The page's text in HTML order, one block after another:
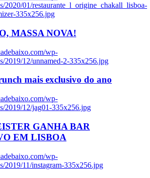
2020/01/restaurante_l_origine_chakall_lisboa-
335x256.jpg
MASSA NOVA!
wp-
2019/12/unnamed-2-335x256.jpg
mais exclusivo do ano
wp-
2019/12/jag01-335x256.jpg
GANHA BAR
EM LISBOA
wp-
2019/11/instagram-335x256.jpg